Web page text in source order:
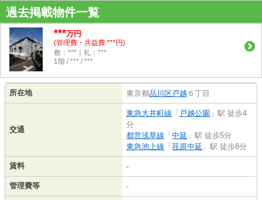
過去掲載物件一覧
***万円
(管理費・共益費 ***円)
敷：***｜礼：***
1階 / *** / ***
所在地 東京都品川区戸越 ６丁目
交通
東急大井町線 「 戸越公園 」駅 徒歩4
分
都営浅草線 「 中延 」駅 徒歩5分
東急池上線 「 荏原中延 」駅 徒歩8分
賃料 -
管理費等 -